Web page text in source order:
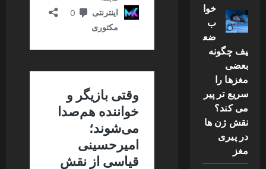
خوا
ب
ضع
یف چگونه
بعضی
مغزها را
سریع تر پیر
می کند؟
نقش ژن ها
در پیری
مغز